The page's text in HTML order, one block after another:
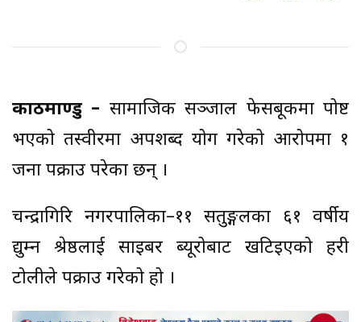
काठमाण्डु – सामाजिक सञ्जाल फेसबूकमा पोष्ट
भएको तस्वीरमा अपशब्द प्रयोग गरेको आरोपमा १
जना पक्राउ परेका छन् ।
चन्द्रागिरि नगरपालिका–११ सतुङ्गलका ६१ वर्षीय
प्रद्युम्न श्रेष्ठलाई साइबर ब्यूरोबाट खटिइएको प्रहरी
टोलीले पक्राउ गरेको हो ।